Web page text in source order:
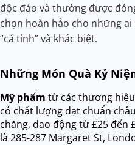
độc đáo và thường được
chọn hoàn hảo cho những
“cá tính” và khác biệt.
Những Món Quà Kỷ
Mỹ phẩm từ các thương
có chất lượng đạt chuẩn
chăng, dao động từ £25 đến
là 285-287 Margaret St,